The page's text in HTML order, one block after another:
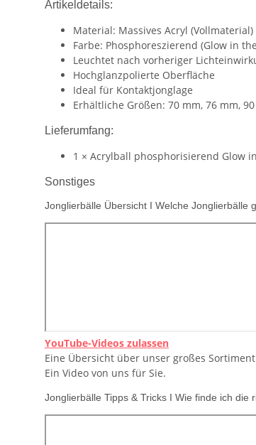
Artikeldetails:
Material: Massives Acryl (Vollmaterial)
Farbe: Phosphoreszierend (Glow in
Leuchtet nach vorheriger
Hochglanzpolierte Oberfläche
Ideal für Kontaktjonglage
Erhältliche Größen: 70 mm, 76 mm,
Lieferumfang:
1 × Acrylball phosphorisierend Glow
Sonstiges
Jonglierbälle Übersicht I Welche Jonglierbälle
YouTube-Videos zulassen
Eine Übersicht über unser großes
Ein Video von uns für Sie.
Jonglierbälle Tipps & Tricks I Wie finde ich